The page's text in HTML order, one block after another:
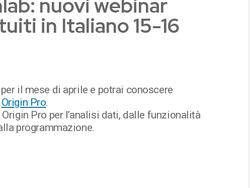
in Italiano 15-16
il mese di aprile e potrai conoscere
Origin Pro.
Pro per l’analisi dati, dalle funzionalità
programmazione.